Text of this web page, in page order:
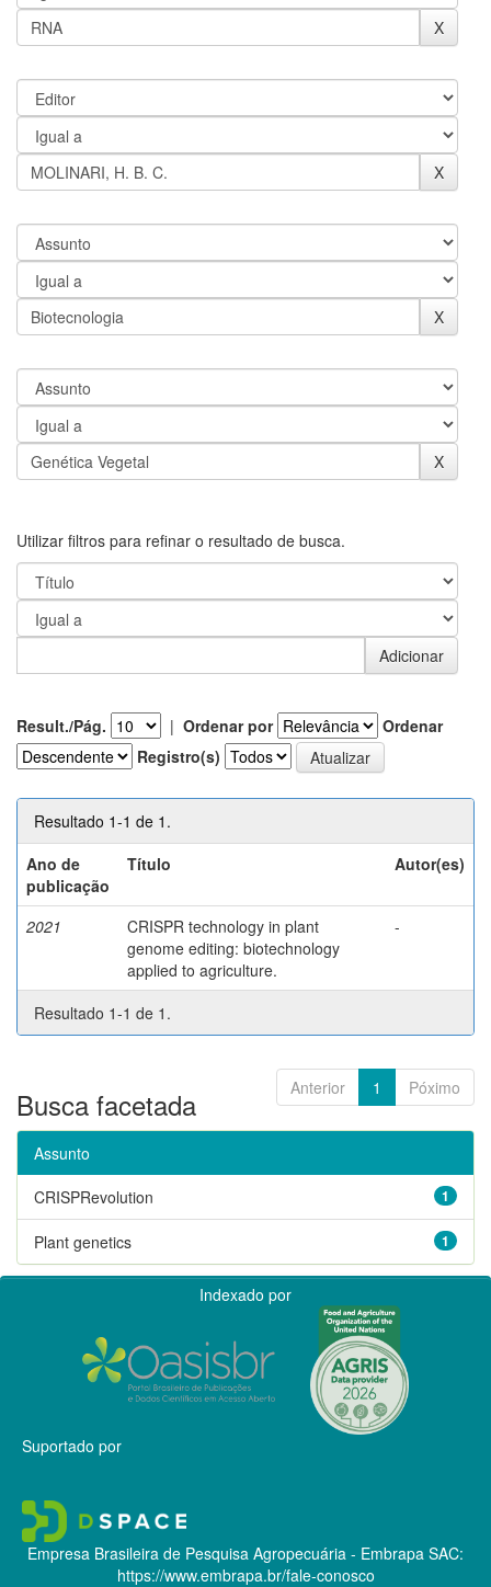
Utilizar filtros para refinar o resultado de busca.
Result./Pág. | Ordenar por
Ordenar
Registro(s)
Resultado 1-1 de 1.
Ano de
publicação
Título Autor(es)
2021
CRISPR technology in plant
genome editing: biotechnology
applied to agriculture.
-
Resultado 1-1 de 1.
Anterior 1 Póximo
Busca facetada
Assunto
1
CRISPRevolution
1
Plant genetics
Indexado por
Suportado por
Empresa Brasileira de Pesquisa Agropecuária - Embrapa SAC:
https://www.embrapa.br/fale-conosco